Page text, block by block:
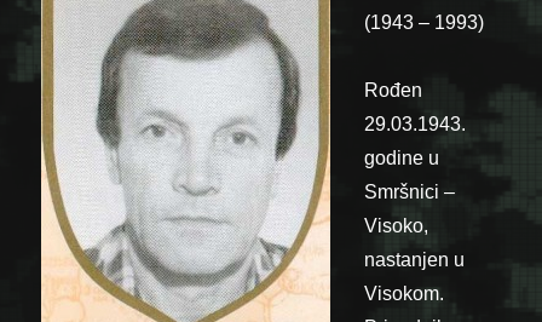
(1943 – 1993)
Rođen
29.03.1943.
godine u
Smršnici –
Visoko,
nastanjen u
Visokom.